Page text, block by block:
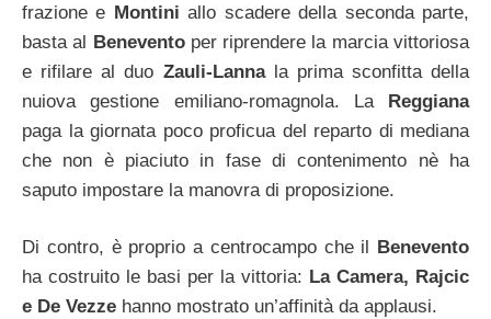
frazione e Montini allo scadere della seconda parte,
basta al Beneventoper riprendere la marcia vittoriosa
e rifilare al duo Zauli-Lannala prima sconfitta della
nuiova gestione emiliano-romagnola. La Reggiana
paga la giornata poco proficua del reparto di mediana
che non è piaciuto in fase di contenimento nè ha
saputo impostare la manovra di proposizione.
Di contro, è proprio a centrocampo che il
Benevento
ha costruito le basi per la vittoria: La Camera, Rajcic
e De Vezze hanno mostrato un’affinità da applausi.